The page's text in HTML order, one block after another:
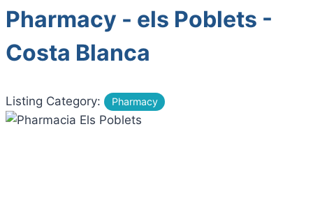
Pharmacy - els Poblets -
Costa Blanca
Listing Category: Pharmacy